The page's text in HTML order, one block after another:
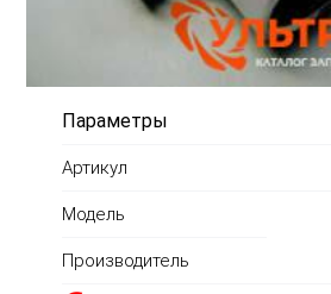
Параметры
Артикул
Модель
Производитель